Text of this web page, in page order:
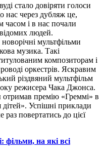
стало довіряти голоси
нас через дубляж це,
часом і в нас почали
людей.
мультфільми
музика. Такі
композиторам і
оркестрів. Яскравим
різдвяний мультфільм
режисера Чака Джонса.
отримав премію «Греммі» в
Успішні приклади
раз повертатись до цієї
фільми, на які всі